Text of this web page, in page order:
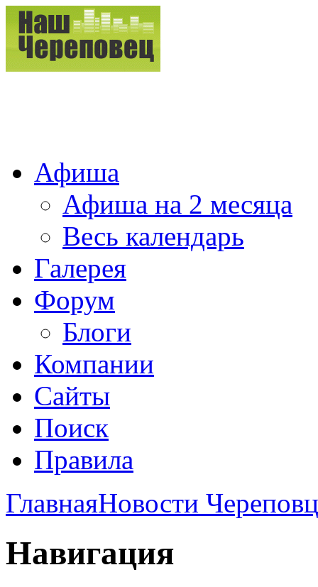
Афиша
Афиша на 2 месяца
Весь календарь
Галерея
Форум
Блоги
Компании
Сайты
Поиск
Правила
ГлавнаяНовости
Навигация